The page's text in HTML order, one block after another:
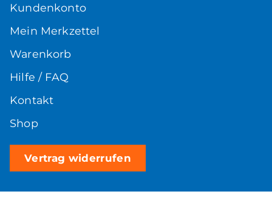
Kundenkonto
Mein Merkzettel
Warenkorb
Hilfe / FAQ
Kontakt
Shop
Vertrag widerrufen